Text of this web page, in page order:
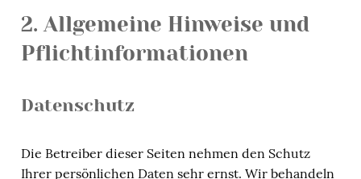
2. Allgemeine Hinweise und
Pflichtinformationen
Datenschutz
Die Betreiber dieser Seiten nehmen den Schutz
Ihrer persönlichen Daten sehr ernst. Wir behandeln